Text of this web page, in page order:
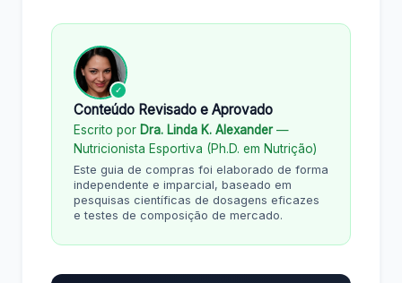
✓
Conteúdo Revisado e Aprovado
Escrito por Dra. Linda K. Alexander—
Nutricionista Esportiva (Ph.D. em Nutrição)
Este guia de compras foi elaborado de forma
independente e imparcial, baseado em
pesquisas científicas de dosagens eficazes
e testes de composição de mercado.